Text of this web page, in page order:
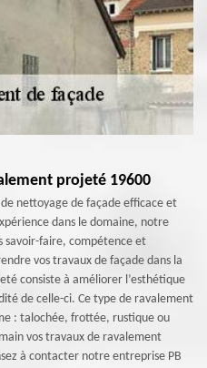
projeté 19600
nettoyage de façade efficace et
dans le domaine, notre
savoir-faire, compétence et
vos travaux de façade dans la
consiste à améliorer l’esthétique
de celle-ci. Ce type de ravalement
: talochée, frottée, rustique ou
vos travaux de ravalement
à contacter notre entreprise PB